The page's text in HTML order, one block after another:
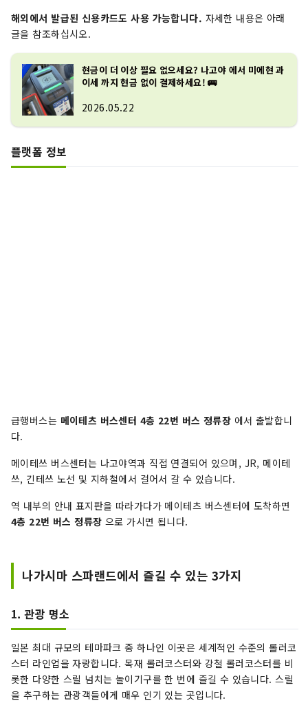
해외에서 발급된 신용카드도 사용 가능합니다. 자세한 내용은 아래
글을 참조하십시오.
현금이 더 이상 필요 없으세요? 나고야 에서 미에현 과
이세 까지 현금 없이 결제하세요! 🚌
2026.05.22
플랫폼 정보
급행버스는 메이테츠 버스센터 4층 22번 버스 정류장 에서 출발합니
다.
메이테쓰 버스센터는 나고야역과 직접 연결되어 있으며, JR, 메이테
쓰, 긴테쓰 노선 및 지하철에서 걸어서 갈 수 있습니다.
역 내부의 안내 표지판을 따라가다가 메이테츠 버스센터에 도착하면
4층 22번 버스 정류장 으로 가시면 됩니다.
나가시마 스파랜드에서 즐길 수 있는 3가지
1. 관광 명소
일본 최대 규모의 테마파크 중 하나인 이곳은 세계적인 수준의 롤러코
스터 라인업을 자랑합니다. 목재 롤러코스터와 강철 롤러코스터를 비
롯한 다양한 스릴 넘치는 놀이기구를 한 번에 즐길 수 있습니다. 스릴
을 추구하는 관광객들에게 매우 인기 있는 곳입니다.